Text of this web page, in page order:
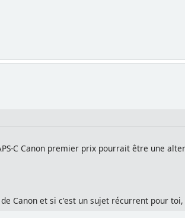
C Canon premier prix pourrait être une
Canon et si c'est un sujet récurrent pour